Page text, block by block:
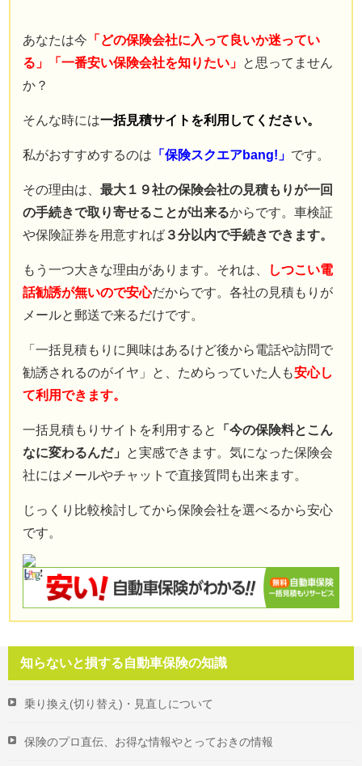
あなたは今 「どの保険会社に入って良いか迷ってい
る」「一番安い保険会社を知りたい」 と思ってません
か？
そんな時には一括見積サイトを利用してください。
私がおすすめするのは 「保険スクエアbang!」 です。
その理由は、最大１９社の保険会社の見積もりが一回
の手続きで取り寄せることが出来るからです。車検証
や保険証券を用意すれば ３分以内で手続きできます。
もう一つ大きな理由があります。それは、
しつこい電
話勧誘が無いので安心だからです。各社の見積もりが
メールと郵送で来るだけです。
「一括見積もりに興味はあるけど後から電話や訪問で
勧誘されるのがイヤ」と、ためらっていた人も安心し
て利用できます。
一括見積もりサイトを利用すると
「今の保険料とこん
なに変わるんだ」
と実感できます。気になった保険会
社にはメールやチャットで直接質問も出来ます。
じっくり比較検討してから保険会社を選べるから安心
です。
知らないと損する自動車保険の知識
乗り換え(切り替え)・見直しについて
保険のプロ直伝、お得な情報やとっておきの情報